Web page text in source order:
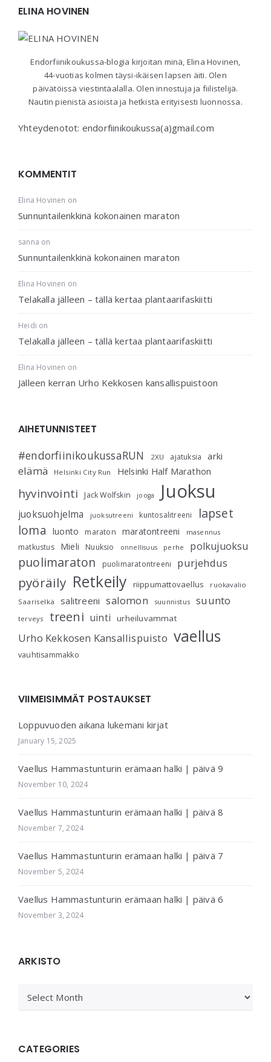
Widgets
ELINA HOVINEN
Endorfiinikoukussa-blogia kirjoitan minä, Elina Hovinen,
44-vuotias kolmen täysi-ikäisen lapsen äiti. Olen
päivätöissä viestintäalalla. Olen innostuja ja fiilistelijä.
Nautin pienistä asioista ja hetkistä erityisesti luonnossa.
Yhteydenotot: endorfiinikoukussa(a)gmail.com
KOMMENTIT
Elina Hovinen on
Sunnuntailenkkinä kokonainen maraton
sanna on
Sunnuntailenkkinä kokonainen maraton
Elina Hovinen on
Telakalla jälleen – tällä kertaa plantaarifaskiitti
Heidi on
Telakalla jälleen – tällä kertaa plantaarifaskiitti
Elina Hovinen on
Jälleen kerran Urho Kekkosen kansallispuistoon
AIHETUNNISTEET
#endorfiinikoukussaRUN 2XU ajatuksia arki
elämä Helsinki City Run Helsinki Half Marathon
hyvinvointi Jack Wolfskin jooga Juoksu
juoksuohjelma juoksutreeni kuntosalitreeni
lapset
loma
luonto maraton maratontreeni masennus
matkustus Mieli Nuuksio onnellisuus perhe polkujuoksu
puolimaraton puolimaratontreeni purjehdus
pyöräily Retkeily riippumattovaellus
ruokavalio
Saariselkä
salitreeni salomon suunnistus suunto
terveys treeni uinti urheiluvammat
Urho Kekkosen Kansallispuisto vaellus
vauhtisammakko
VIIMEISIMMÄT POSTAUKSET
Loppuvuoden aikana lukemani kirjat
January 15, 2025
Vaellus Hammastunturin erämaan halki | päivä 9
November 10, 2024
Vaellus Hammastunturin erämaan halki | päivä 8
November 7, 2024
Vaellus Hammastunturin erämaan halki | päivä 7
November 5, 2024
Vaellus Hammastunturin erämaan halki | päivä 6
November 3, 2024
ARKISTO
CATEGORIES